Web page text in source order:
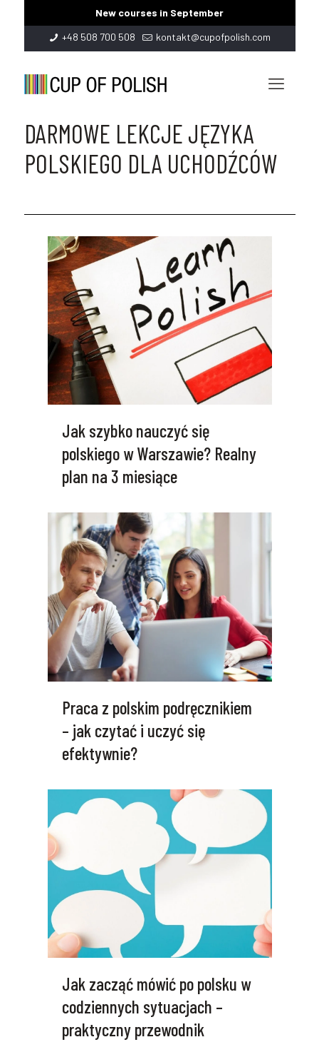
New courses in September
+48 508 700 508
kontakt@cupofpolish.com
DARMOWE LEKCJE JĘZYKA
POLSKIEGO DLA UCHODŹCÓW
Jak szybko nauczyć się
polskiego w Warszawie? Realny
plan na 3 miesiące
Praca z polskim podręcznikiem
– jak czytać i uczyć się
efektywnie?
Jak zacząć mówić po polsku w
codziennych sytuacjach –
praktyczny przewodnik